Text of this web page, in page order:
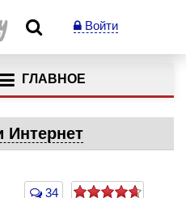
Войти
ГЛАВНОЕ
Интернет
34